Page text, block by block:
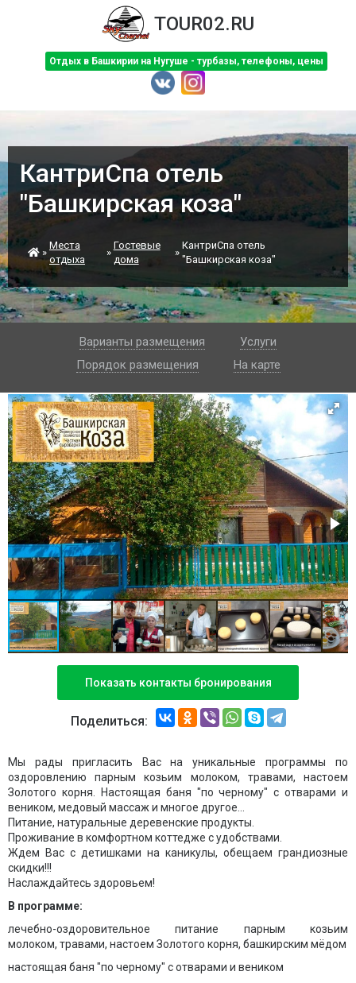
TOUR02.RU
Отдых в Башкирии на Нугуше - турбазы, телефоны, цены
КантриСпа отель
"Башкирская коза"
»
Места
отдыха
»
Гостевые
дома
»
КантриСпа отель
"Башкирская коза"
Варианты размещения
Услуги
Порядок размещения
На карте
Показать контакты бронирования
Поделиться:
Мы рады пригласить Вас на уникальные программы по
оздоровлению парным козьим молоком, травами, настоем
Золотого корня. Настоящая баня "по черному" с отварами и
веником, медовый массаж и многое другое...
Питание, натуральные деревенские продукты.
Проживание в комфортном коттедже с удобствами.
Ждем Вас с детишками на каникулы, обещаем грандиозные
скидки!!!
Наслаждайтесь здоровьем!
В программе:
лечебно-оздоровительное питание парным козьим
молоком, травами, настоем Золотого корня, башкирским мёдом
настоящая баня "по черному" с отварами и веником